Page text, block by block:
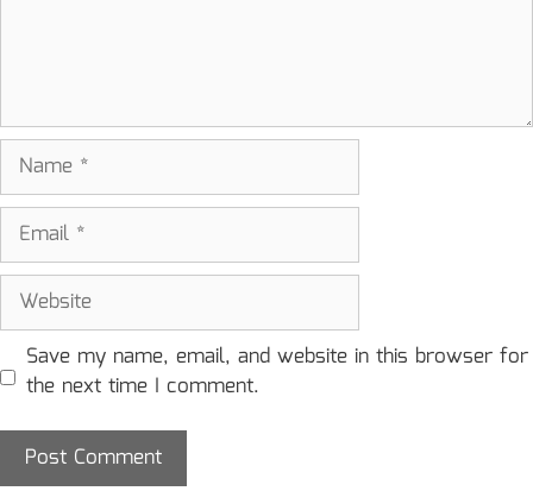
Name
Email
Website
Save my name, email, and website in this browser for
the next time I comment.